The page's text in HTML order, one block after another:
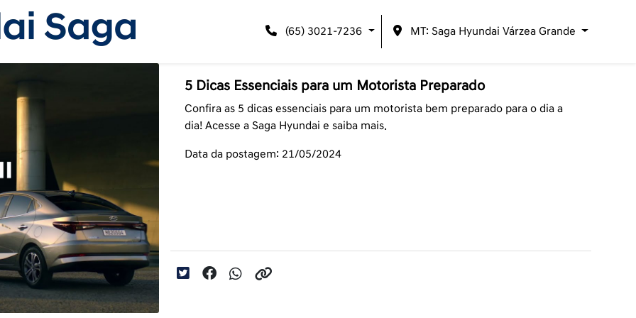
(65) 3021-7236 MT: Saga Hyundai Várzea Grande
5 Dicas Essenciais para um Motorista Preparado
Confira as 5 dicas essenciais para um motorista bem preparado para o dia a
dia! Acesse a Saga Hyundai e saiba mais.
Data da postagem: 21/05/2024